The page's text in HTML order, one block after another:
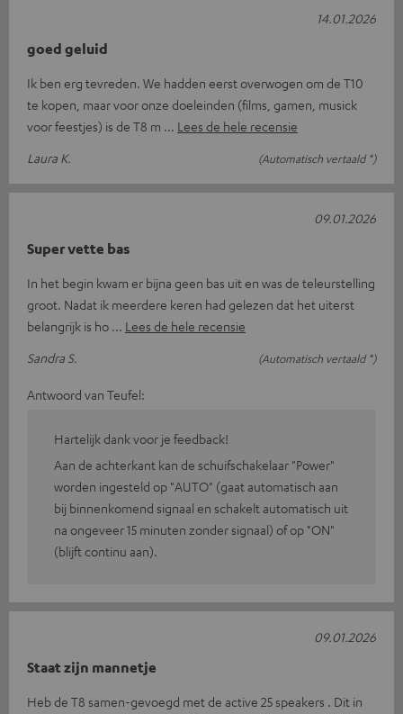
goed geluid
Ik ben erg tevreden. We hadden eerst overwogen om de T10
te kopen, maar voor onze doeleinden (films, gamen, musick
voor feestjes) is de T8 m
Lees de hele recensie
Laura K.
(Automatisch vertaald *)
14.01.2026
Super vette bas
In het begin kwam er bijna geen bas uit en was de teleurstelling
groot. Nadat ik meerdere keren had gelezen dat het uiterst
belangrijk is ho
Lees de hele recensie
Sandra S.
(Automatisch vertaald *)
09.01.2026
Antwoord van Teufel:
Hartelijk dank voor je feedback!
Aan de achterkant kan de schuifschakelaar "Power"
worden ingesteld op "AUTO" (gaat automatisch aan
bij binnenkomend signaal en schakelt automatisch uit
na ongeveer 15 minuten zonder signaal) of op "ON"
(blijft continu aan).
Staat zijn mannetje
Heb de T8 samen-gevoegd met de active 25 speakers . Dit in
09.01.2026